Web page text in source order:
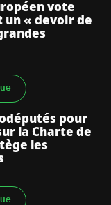
vote
un « devoir de
pour
la Charte de
les